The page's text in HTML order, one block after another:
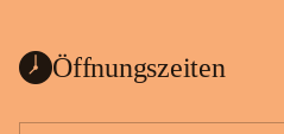
ht
1 Seite•0,1 MB
Öffnungszeiten